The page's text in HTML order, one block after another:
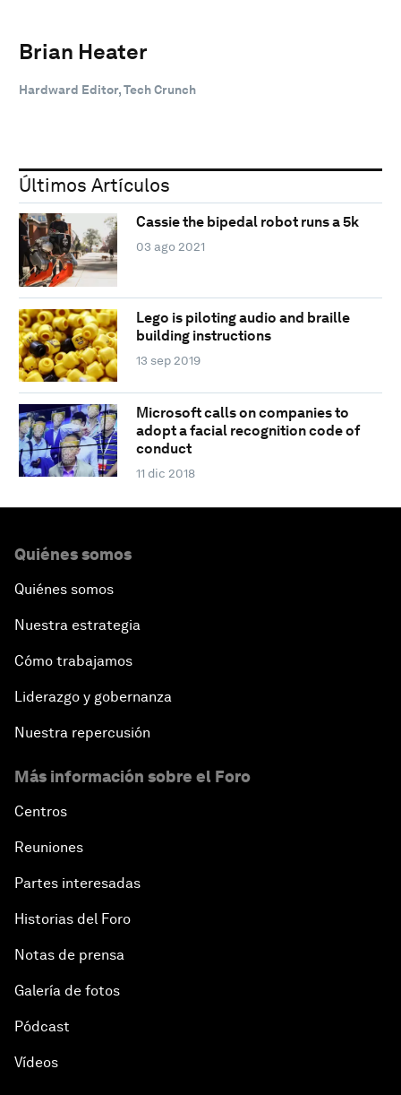
Brian Heater
Hardward Editor, Tech Crunch
Últimos Artículos
Cassie the bipedal robot runs a 5k
03 ago 2021
Lego is piloting audio and braille
building instructions
13 sep 2019
Microsoft calls on companies to
adopt a facial recognition code of
conduct
11 dic 2018
Quiénes somos
Quiénes somos
Nuestra estrategia
Cómo trabajamos
Liderazgo y gobernanza
Nuestra repercusión
Más información sobre el Foro
Centros
Reuniones
Partes interesadas
Historias del Foro
Notas de prensa
Galería de fotos
Pódcast
Vídeos